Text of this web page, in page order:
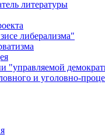
литературы
либерализма"
"управляемой
и уголовно-